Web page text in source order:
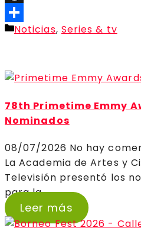
Threads
Compartir
Categorías
Noticias, Series & tv
78th Primetime Emmy
Nominados
08/07/2026 No hay
La Academia de Artes y
Televisión presentó los
para la...
Leer más